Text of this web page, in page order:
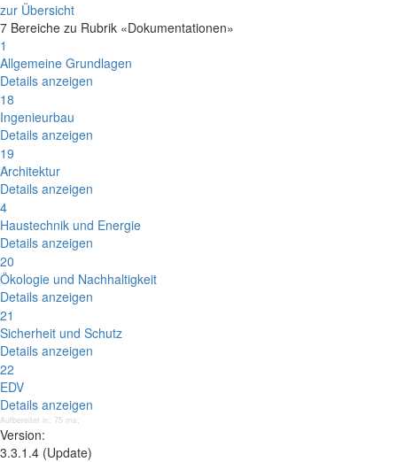
zur Übersicht
7 Bereiche zu Rubrik «Dokumentationen»
1
Allgemeine Grundlagen
Details anzeigen
18
Ingenieurbau
Details anzeigen
19
Architektur
Details anzeigen
4
Haustechnik und Energie
Details anzeigen
20
Ökologie und Nachhaltigkeit
Details anzeigen
21
Sicherheit und Schutz
Details anzeigen
22
EDV
Details anzeigen
Aufbereitet in: 75 ms;
Version:
3.3.1.4 (Update)